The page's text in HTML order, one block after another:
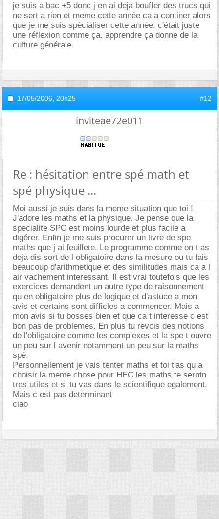
je suis a bac +5 donc j en ai deja bouffer des trucs qui
ne sert a rien et meme cette année ca a continer alors
que je me suis spécialiser cette année. c'était juste
une réflexion comme ça. apprendre ça donne de la
culture générale.
17/05/2006, 20h25 #12
inviteae72e011
Re : hésitation entre spé math et
spé physique ...
Moi aussi je suis dans la meme situation que toi !
J'adore les maths et la physique. Je pense que la
specialite SPC est moins lourde et plus facile a
digérer. Enfin je me suis procurer un livre de spe
maths que j ai feuillete. Le programme comme on t as
deja dis sort de l obligatoire dans la mesure ou tu fais
beaucoup d'arithmetique et des similitudes mais ca a l
air vachement interessant. Il est vrai toutefois que les
exercices demandent un autre type de raisonnement
qu en obligatoire plus de logique et d'astuce a mon
avis et certains sont difficles a commencer. Mais a
mon avis si tu bosses bien et que ca t interesse c est
bon pas de problemes. En plus tu revois des notions
de l'obligatoire comme les complexes et la spe t ouvre
un peu sur l avenir notamment un peu sur la maths
spé.
Personnellement je vais tenter maths et toi t'as qu a
choisir la meme chose pour HEC les maths te serotn
tres utiles et si tu vas dans le scientifique egalement.
Mais c est pas determinant
ciao